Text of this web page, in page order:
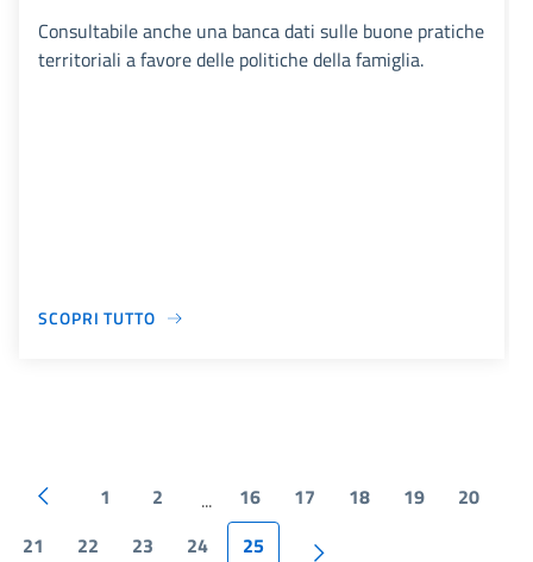
Consultabile anche una banca dati sulle buone pratiche
territoriali a favore delle politiche della famiglia.
SCOPRI TUTTO
1 2 ... 16 17 18 19
20
21
22 23 24 25